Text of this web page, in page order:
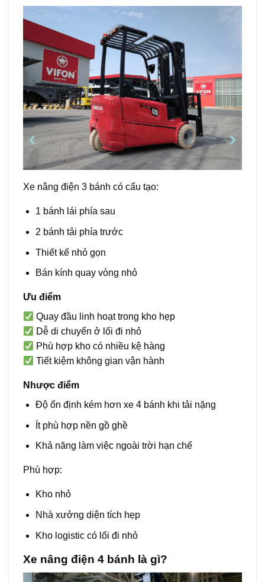
Xe nâng điện 3 bánh có cấu tạo:
1 bánh lái phía sau
2 bánh tải phía trước
Thiết kế nhỏ gọn
Bán kính quay vòng nhỏ
Ưu điểm
Quay đầu linh hoạt trong kho hẹp
Dễ di chuyển ở lối đi nhỏ
Phù hợp kho có nhiều kệ hàng
Tiết kiệm không gian vận hành
Nhược điểm
Độ ổn định kém hơn xe 4 bánh khi tải nặng
Ít phù hợp nền gồ ghề
Khả năng làm việc ngoài trời hạn chế
Phù hợp:
Kho nhỏ
Nhà xưởng diện tích hẹp
Kho logistic có lối đi nhỏ
Xe nâng điện 4 bánh là gì?